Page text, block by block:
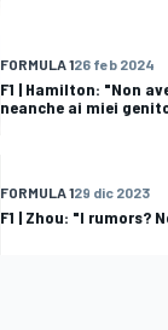
FORMULA 126 feb 2024
F1 | Hamilton: "Non
neanche ai miei
FORMULA 129 dic 2023
F1 | Zhou: "I rumors?